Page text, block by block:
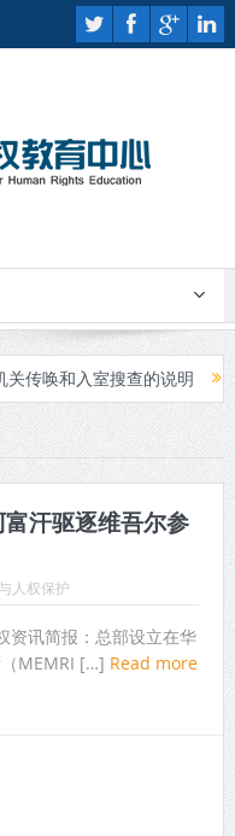
唤和入室搜查的说明 伊
汗驱逐维吾尔参
人权保护
资讯简报：总部设立在华
MEMRI […] Read more